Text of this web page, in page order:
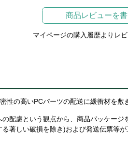
商品レビューを書
マイページの購入履歴よりレ
の高いPCパーツの配送に緩衝材を
配慮という観点から、商品パッケー
著しい破損を除き)および発送伝票等